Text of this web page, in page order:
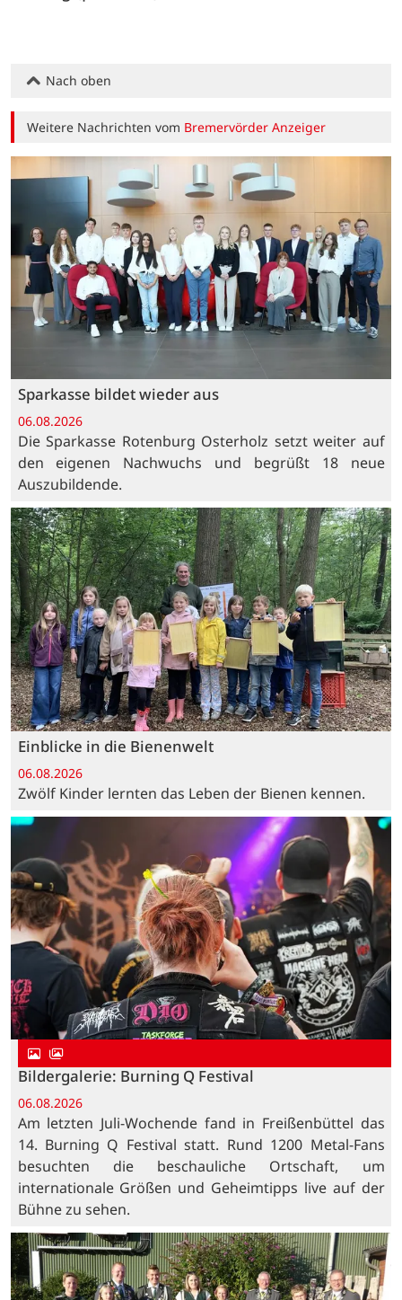
Nach oben
Weitere Nachrichten vom Bremervörder Anzeiger
Sparkasse bildet wieder aus
06.08.2026
Die Sparkasse Rotenburg Osterholz setzt weiter auf
den eigenen Nachwuchs und begrüßt 18 neue
Auszubildende.
Einblicke in die Bienenwelt
06.08.2026
Zwölf Kinder lernten das Leben der Bienen kennen.
Bildergalerie: Burning Q Festival
06.08.2026
Am letzten Juli-Wochende fand in Freißenbüttel das
14. Burning Q Festival statt. Rund 1200 Metal-Fans
besuchten die beschauliche Ortschaft, um
internationale Größen und Geheimtipps live auf der
Bühne zu sehen.